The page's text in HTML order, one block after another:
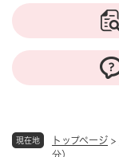
現在地 トップページ >
分）